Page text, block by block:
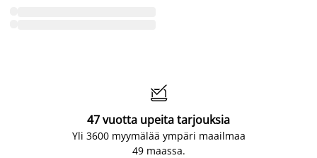

47 vuotta upeita tarjouksia
Yli 3600 myymälää ympäri maailmaa
49 maassa.